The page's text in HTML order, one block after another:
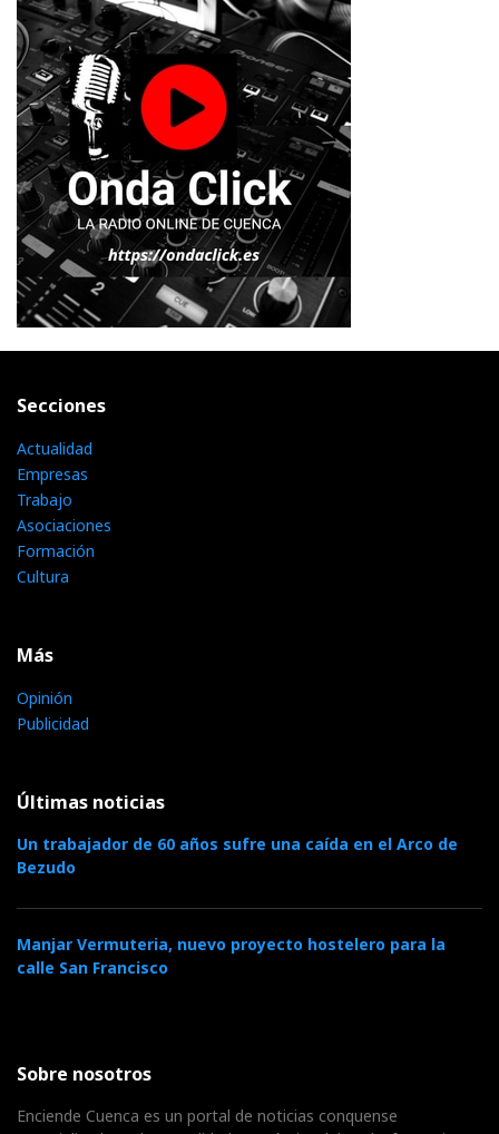
Secciones
Actualidad
Empresas
Trabajo
Asociaciones
Formación
Cultura
Más
Opinión
Publicidad
Últimas noticias
Un trabajador de 60 años sufre una caída en el Arco de
Bezudo
Manjar Vermuteria, nuevo proyecto hostelero para la
calle San Francisco
Sobre nosotros
Enciende Cuenca es un portal de noticias conquense